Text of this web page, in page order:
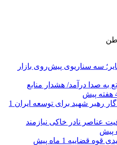
سه سناریوی پیش‌روی بازار
به صدا درآمد/ هشدار منابع
رهبر شهید برای توسعه ایران 1
عناصر نادر خاکی نیازمند
قوه قضاییه 1 ماه پیش